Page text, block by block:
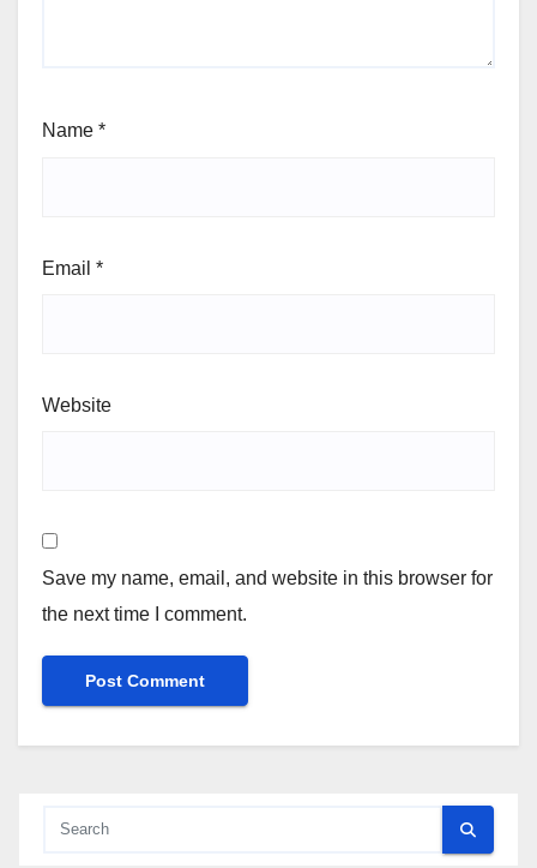
Name *
Email *
Website
Save my name, email, and website in this browser for
the next time I comment.